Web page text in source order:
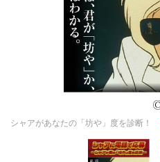
シャアがあなたの「坊や」度を診断！